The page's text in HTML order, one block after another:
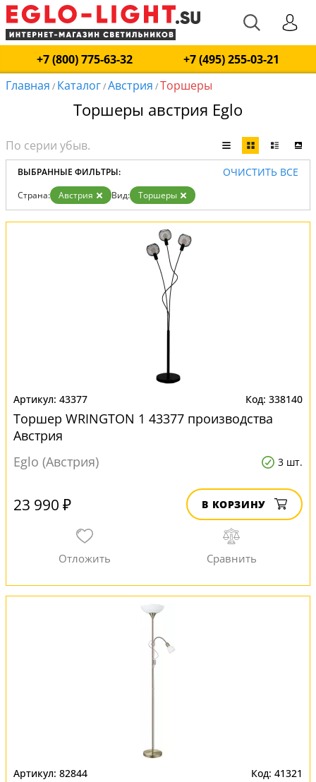
+7 (800) 775-63-32
+7 (495) 255-03-21
Главная / Каталог/Австрия /Торшеры
Торшеры австрия Eglo
ВЫБРАННЫЕ ФИЛЬТРЫ: ОЧИСТИТЬ ВСЕ
Страна: Австрия Вид: Торшеры
43377 338140
Торшер WRINGTON 1 43377 производства
Австрия
Eglo (Австрия)
3 шт.
23 990 ₽ В КОРЗИНУ
82844 41321